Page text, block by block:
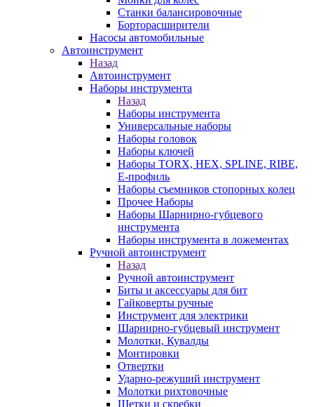
Станки балансировочные
Борторасширители
Насосы автомобильные
Автоинструмент
Назад
Автоинструмент
Наборы инструмента
Назад
Наборы инструмента
Универсальные наборы
Наборы головок
Наборы ключей
Наборы TORX, HEX, SPLINE, RIBE,
E-профиль
Наборы съемников стопорных колец
Прочее Наборы
Наборы Шарнирно-губцевого
инструмента
Наборы инструмента в ложементах
Ручной автоинструмент
Назад
Ручной автоинструмент
Биты и аксессуары для бит
Гайковерты ручные
Инструмент для электрики
Шарнирно-губцевый инструмент
Молотки, Кувалды
Монтировки
Отвертки
Ударно-режуший инструмент
Молотки рихтовочные
Щетки и скребки